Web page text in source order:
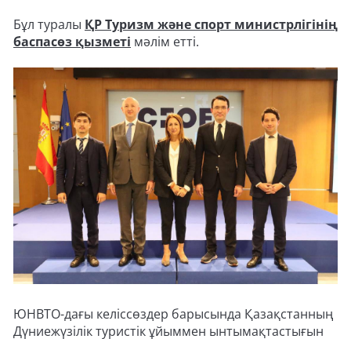
Бұл туралы ҚР Туризм және спорт министрлігінің
баспасөз қызметі мәлім етті.
ЮНВТО-дағы келіссөздер барысында Қазақстанның
Дүниежүзілік туристік ұйыммен ынтымақтастығын